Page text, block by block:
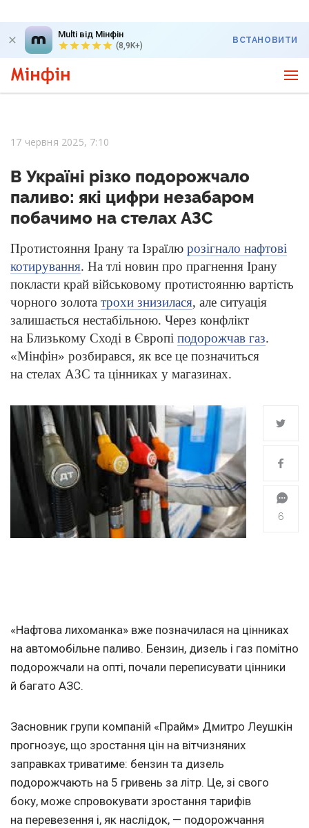
Multi від Мінфін
(8,9K+)
ВСТАНОВИТИ
17 червня 2025, 7:10
В Україні різко подорожчало
паливо: які цифри незабаром
побачимо на стелах АЗС
Протистояння Ірану та Ізраїлю розігнало нафтові
котирування. На тлі новин про прагнення Ірану
покласти край військовому протистоянню вартість
чорного золота трохи знизилася, але ситуація
залишається нестабільною. Через конфлікт
на Близькому Сході в Європі подорожчав газ.
«Мінфін» розбирався, як все це позначиться
на стелах АЗС та цінниках у магазинах.
6
«Нафтова лихоманка» вже позначилася на цінниках
на автомобільне паливо. Бензин, дизель і газ помітно
подорожчали на опті, почали переписувати цінники
й багато АЗС.
Засновник групи компаній «Прайм» Дмитро Леушкін
прогнозує, що зростання цін на вітчизняних
заправках триватиме: бензин та дизель
подорожчають на 5 гривень за літр. Це, зі свого
боку, може спровокувати зростання тарифів
на перевезення і, як наслідок, — подорожчання